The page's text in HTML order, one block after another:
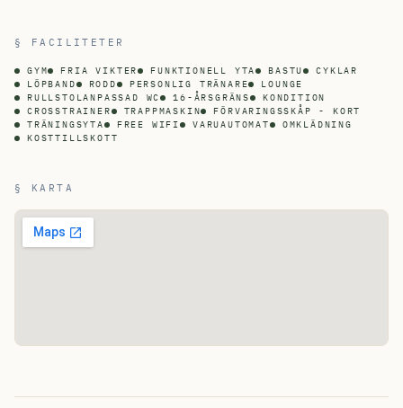
§ FACILITETER
GYM FRIA VIKTER FUNKTIONELL YTA BASTU
CYKLAR
LÖPBAND
RODD PERSONLIG TRÄNARE
LOUNGE
RULLSTOLANPASSAD WC
16-ÅRSGRÄNS
KONDITION
CROSSTRAINER
TRAPPMASKIN
FÖRVARINGSSKÅP - KORT
TRÄNINGSYTA
FREE WIFI VARUAUTOMAT
OMKLÄDNING
KOSTTILLSKOTT
§ KARTA